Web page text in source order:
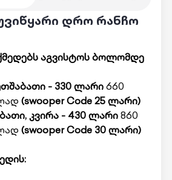
დრო რანჩო
აგვისტოს ბოლომდე
- 330 ლარი660
(swooper Code 25 ლარი)
კვირა - 430 ლარი860
(swooper Code 30 ლარი)